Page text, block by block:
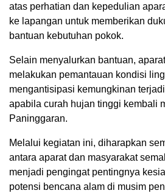
atas perhatian dan kepedulian
ke lapangan untuk memberikan
bantuan kebutuhan pokok.
Selain menyalurkan bantuan,
melakukan pemantauan kondisi
mengantisipasi kemungkinan
apabila curah hujan tinggi kembali
Paninggaran.
Melalui kegiatan ini, diharapkan
antara aparat dan masyarakat
menjadi pengingat pentingnya
potensi bencana alam di musim